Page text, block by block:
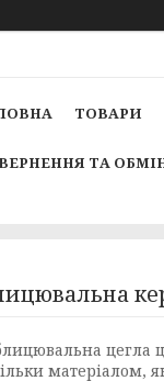
ТОВАРИ
ТА
цегла
матеріалом,